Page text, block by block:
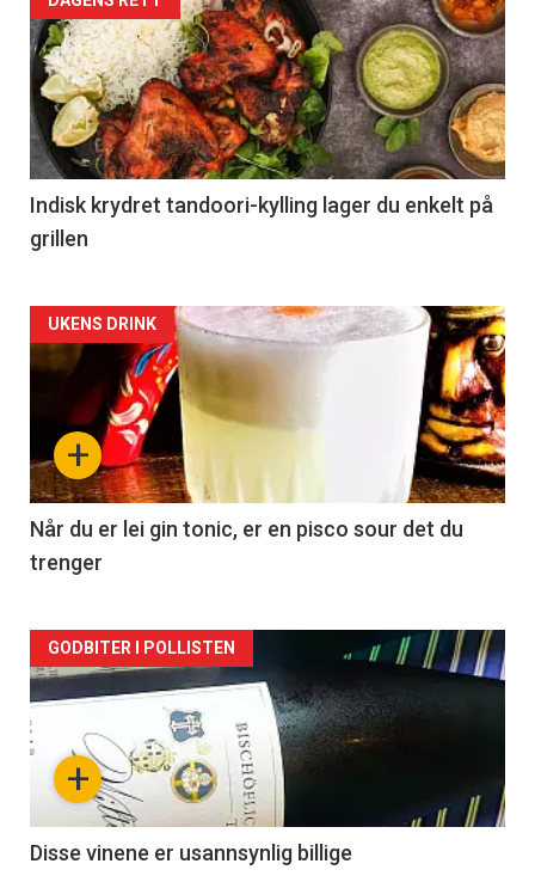
Indisk krydret tandoori-kylling lager du enkelt på
grillen
Forsiden
akkurat
nå
-
2
+
UKENS DRINK
Når du er lei gin tonic, er en pisco sour det du
trenger
Forsiden
akkurat
nå
3
+
GODBITER I POLLISTEN
Disse vinene er usannsynlig billige